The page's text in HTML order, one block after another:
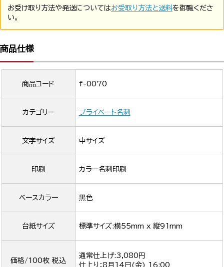
お受け取り方法や発送についてはお受取り方法と送料を御覧くださ
い。
商品仕様
商品コード f-0070
カテゴリー プライベート名刺
文字サイズ 中サイズ
印刷 カラー名刺印刷
ベースカラー 黒色
台紙サイズ 標準サイズ:横55mm x 縦91mm
価格/100枚 税込
通常仕上げ:3,080円
仕上り：8月14日(金) 16:00